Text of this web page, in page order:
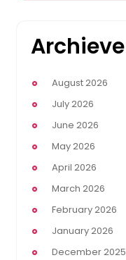
Archieve
August 2026
July 2026
June 2026
May 2026
April 2026
March 2026
February 2026
January 2026
December 2025